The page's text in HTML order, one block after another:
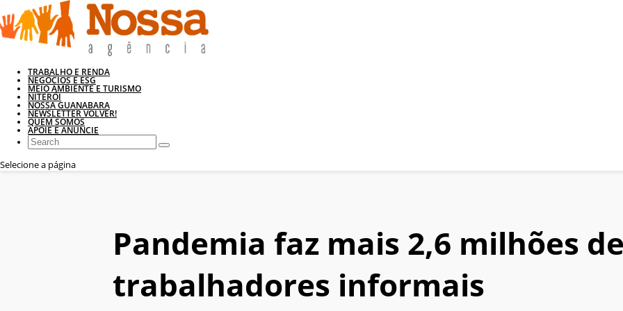
TRABALHO E RENDA
NEGÓCIOS E ESG
MEIO AMBIENTE E TURISMO
NITERÓI
NOSSA GUANABARA
NEWSLETTER VOLVER!
QUEM SOMOS
APOIE E ANUNCIE
Selecione a página
Pandemia faz mais 2,6 milhões
trabalhadores informais